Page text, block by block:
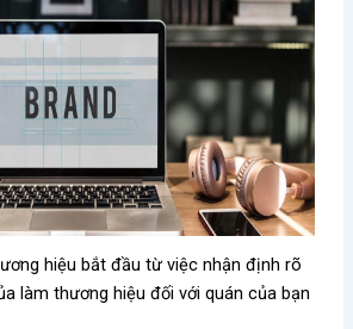
hiệu bắt đầu từ việc nhận định rõ
làm thương hiệu đối với quán của bạn